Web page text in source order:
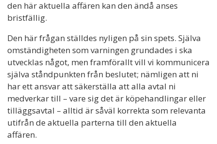
den här aktuella affären kan den ändå anses
bristfällig.
Den här frågan ställdes nyligen på sin spets. Själva
omständigheten som varningen grundades i ska
utvecklas något, men framförallt vill vi kommunicera
själva ståndpunkten från beslutet; nämligen att ni
har ett ansvar att säkerställa att alla avtal ni
medverkar till – vare sig det är köpehandlingar eller
tilläggsavtal – alltid är såväl korrekta som relevanta
utifrån de aktuella parterna till den aktuella
affären.